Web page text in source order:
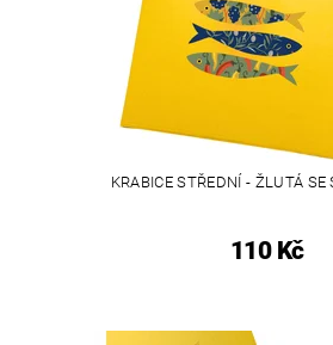
KRABICE STŘEDNÍ - ŽLUTÁ SE
110 Kč